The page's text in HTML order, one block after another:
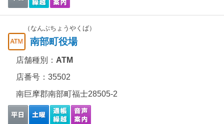
（なんぶちょうやくば）
南部町役場
店舗種別： ATM
店番号：35502
南巨摩郡南部町福士28505-2